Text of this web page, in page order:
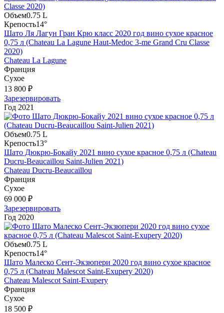
Объем0.75 L
Крепость14°
Шато Ля Лагун Гран Крю класс 2020 год вино сухое красное
0,75 л (Chateau La Lagune Haut-Medoc 3-me Grand Cru Classe
2020)
Chateau La Lagune
Франция
Сухое
13 800 ₽
Зарезервировать
Год 2021
Объем0.75 L
Крепость13°
Шато Дюкрю-Бокайу 2021 вино сухое красное 0,75 л (Chateau
Ducru-Beaucaillou Saint-Julien 2021)
Chateau Ducru-Beaucaillou
Франция
Сухое
69 000 ₽
Зарезервировать
Год 2020
Объем0.75 L
Крепость14°
Шато Малеско Сент-Экзюпери 2020 год вино сухое красное
0,75 л (Chateau Malescot Saint-Exupery 2020)
Chateau Malescot Saint-Exupery
Франция
Сухое
18 500 ₽